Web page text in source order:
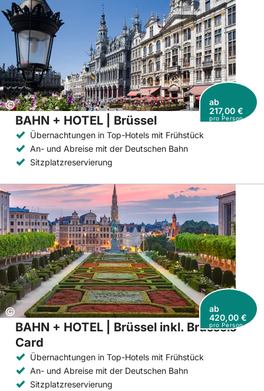
Copyright:
©
ab
217,00 €
pro Person
BAHN + HOTEL | Brüssel
Übernachtungen in Top-Hotels mit Frühstück
An- und Abreise mit der Deutschen Bahn
Sitzplatzreservierung
Copyright:
©
ab
420,00 €
pro Person
BAHN + HOTEL | Brüssel inkl. Brussels
Card
Übernachtungen in Top-Hotels mit Frühstück
An- und Abreise mit der Deutschen Bahn
Sitzplatzreservierung